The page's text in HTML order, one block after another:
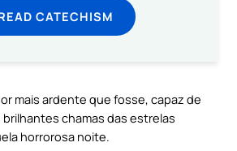
CATECHISM
mais ardente que fosse, capaz de
brilhantes chamas das estrelas
horrorosa noite.